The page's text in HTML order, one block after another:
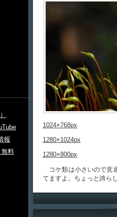
報
無料
1024×768px
1280×1024px
1280×800px
コケ類は小さいので見
てますよ。ちょっと誇ら